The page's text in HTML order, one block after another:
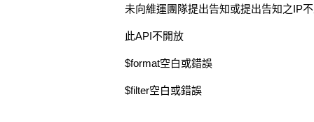
未向維運團隊提出告知或提出告知之IP
此API不開放
$format空白或錯誤
$filter空白或錯誤